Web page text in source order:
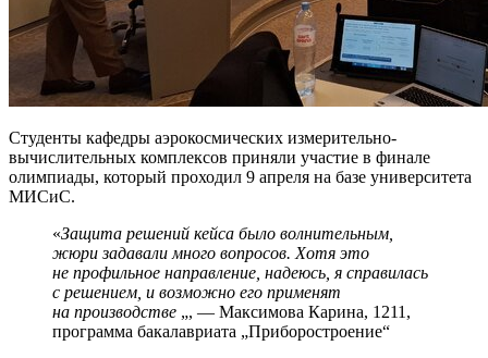
Студенты кафедры аэрокосмических измерительно-
вычислительных комплексов приняли участие в финале
олимпиады, который проходил 9 апреля на базе университета
МИСиС.
«Защита решений кейса было волнительным,
жюри задавали много вопросов. Хотя это
не профильное направление, надеюсь, я справилась
с решением, и возможно его применят
на производстве „, — Максимова Карина, 1211,
программа бакалавриата „Приборостроение“